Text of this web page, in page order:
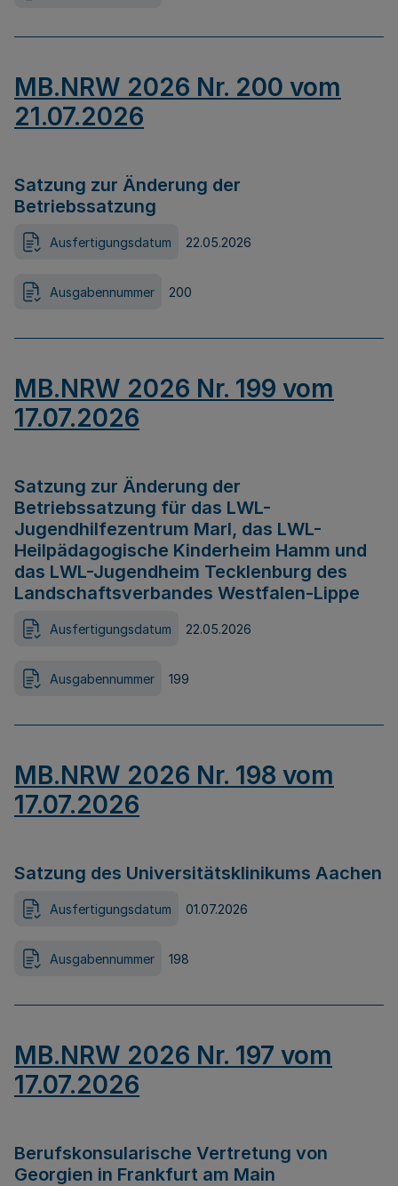
MB.NRW 2026 Nr. 200 vom
21.07.2026
Satzung zur Änderung der
Betriebssatzung
Ausfertigungsdatum 22.05.2026
Ausgabennummer 200
MB.NRW 2026 Nr. 199 vom
17.07.2026
Satzung zur Änderung der
Betriebssatzung für das LWL-
Jugendhilfezentrum Marl, das LWL-
Heilpädagogische Kinderheim Hamm und
das LWL-Jugendheim Tecklenburg des
Landschaftsverbandes Westfalen-Lippe
Ausfertigungsdatum 22.05.2026
Ausgabennummer 199
MB.NRW 2026 Nr. 198 vom
17.07.2026
Satzung des Universitätsklinikums Aachen
Ausfertigungsdatum 01.07.2026
Ausgabennummer 198
MB.NRW 2026 Nr. 197 vom
17.07.2026
Berufskonsularische Vertretung von
Georgien in Frankfurt am Main